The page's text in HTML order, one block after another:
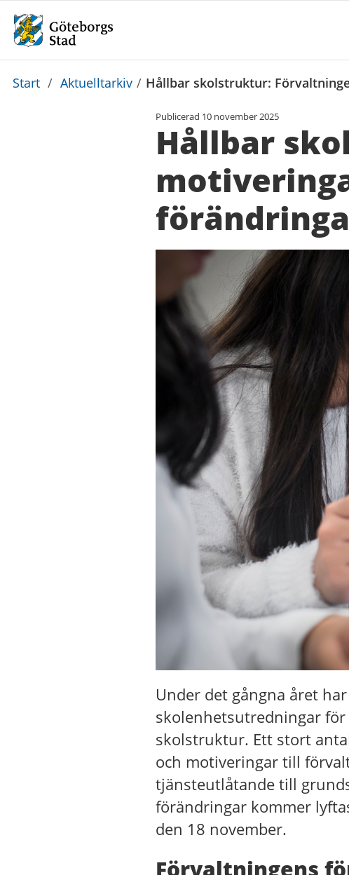
Du
Start / Aktuelltarkiv / Hållbar skolstruktur:
Publicerad 10 november 2025
Hållbar
Under det gångna året
skolenhetsutredningar
skolstruktur. Ett stort
och motiveringar till
tjänsteutlåtande till
förändringar kommer
den 18 november.
Förvaltningens